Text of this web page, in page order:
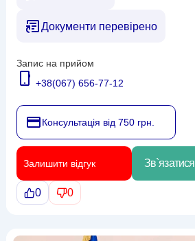
Документи перевірено
Запис на прийом
+38(067) 656-77-12
Консультація від 750 грн.
Залишити відгук Зв`язатися
0 0